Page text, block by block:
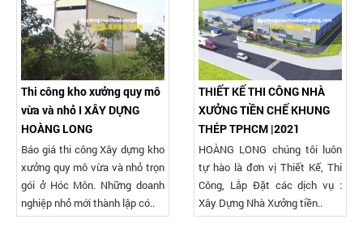
Thi công kho xưởng quy mô
vừa và nhỏ I XÂY DỰNG
HOÀNG LONG
Báo giá thi công Xây dựng kho
xưởng quy mô vừa và nhỏ trọn
gói ở Hóc Môn. Những doanh
nghiệp nhỏ mới thành lập có..
THIẾT KẾ THI CÔNG NHÀ
XƯỞNG TIỀN CHẾ KHUNG
THÉP TPHCM |2021
HOÀNG LONG chúng tôi luôn
tự hào là đơn vị Thiết Kế, Thi
Công, Lắp Đặt các dịch vụ :
Xây Dựng Nhà Xưởng tiền..